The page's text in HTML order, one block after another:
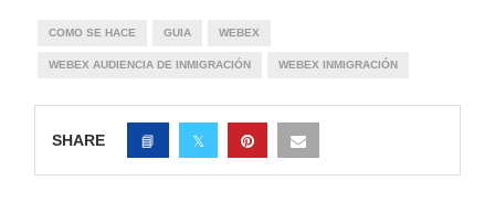
COMO SE HACE GUIA WEBEX
WEBEX AUDIENCIA DE INMIGRACIÓN WEBEX INMIGRACIÓN
SHARE